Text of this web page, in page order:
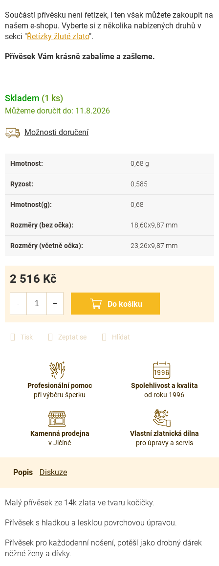
Součástí přívěsku není řetízek, i ten však můžete zakoupit na
našem e-shopu. Vyberte si z několika nabízených druhů v
sekci "Řetízky žluté zlato".
Přívěsek Vám krásně zabalíme a zašleme.
Tisk Zeptat se Hlídat
Skladem (1 ks)
11.8.2026
Možnosti doručení
2 516 Kč
Hmotnost: 0,68 g
Ryzost: 0,585
Hmotnost(g): 0,68
Rozměry (bez očka): 18,60x9,87 mm
Rozměry (včetně očka): 23,26x9,87 mm
Profesionální pomoc
při výběru šperku
Spolehlivost a kvalita
od roku 1996
Kamenná prodejna
v Jičíně
Vlastní zlatnická dílna
pro úpravy a servis
Popis Diskuze
Malý přívěsek ze 14k zlata ve tvaru kočičky.
Přívěsek s hladkou a lesklou povrchovou úpravou.
Přívěsek pro každodenní nošení, potěší jako drobný dárek
něžné ženy a dívky.